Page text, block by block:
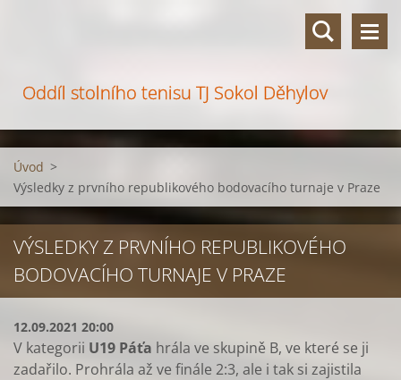
Oddíl stolního tenisu TJ Sokol Děhylov
Úvod >
Výsledky z prvního republikového bodovacího turnaje v Praze
VÝSLEDKY Z PRVNÍHO REPUBLIKOVÉHO
BODOVACÍHO TURNAJE V PRAZE
12.09.2021 20:00
V kategorii U19 Páťa hrála ve skupině B, ve které se ji
zadařilo. Prohrála až ve finále 2:3, ale i tak si zajistila